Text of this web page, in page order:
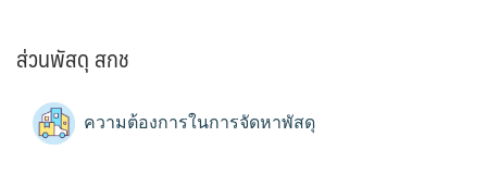
ส่วนพัสดุ สกช
ความต้องการในการจัดหาพัสดุ